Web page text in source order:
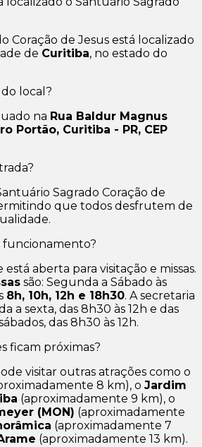
Coração de Jesus está localizado
de Curitiba, no estado do
local?
na Rua Baldur Magnus
Portão, Curitiba - PR, CEP
Sagrado Coração de
que todos desfrutem de
funcionamento?
aberta para visitação e missas.
são: Segunda a Sábado às
8h, 10h, 12h e 18h30. A secretaria
a sexta, das 8h30 às 12h e das
das 8h30 às 12h.
ficam próximas?
visitar outras atrações como o
8 km), o Jardim
(aproximadamente 9 km), o
(MON) (aproximadamente
(aproximadamente 7
(aproximadamente 13 km).